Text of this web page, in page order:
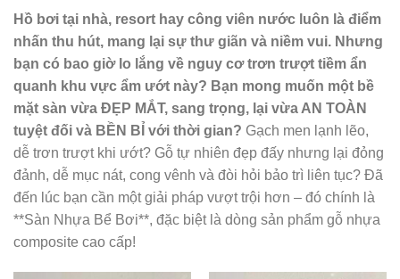
Hồ bơi tại nhà, resort hay công viên nước luôn là điểm
nhấn thu hút, mang lại sự thư giãn và niềm vui. Nhưng
bạn có bao giờ lo lắng về nguy cơ trơn trượt tiềm ẩn
quanh khu vực ẩm ướt này? Bạn mong muốn một bề
mặt sàn vừa ĐẸP MẮT, sang trọng, lại vừa AN TOÀN
tuyệt đối và BỀN BỈ với thời gian? Gạch men lạnh lẽo,
dễ trơn trượt khi ướt? Gỗ tự nhiên đẹp đấy nhưng lại đỏng
đảnh, dễ mục nát, cong vênh và đòi hỏi bảo trì liên tục? Đã
đến lúc bạn cần một giải pháp vượt trội hơn – đó chính là
**Sàn Nhựa Bể Bơi**, đặc biệt là dòng sản phẩm gỗ nhựa
composite cao cấp!